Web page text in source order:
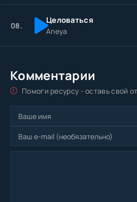
08. Целоваться
Aneya
Комментарии
Помоги ресурсу - оставь свой